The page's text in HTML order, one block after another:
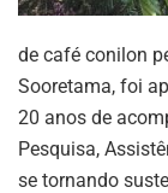
de café conilon
Sooretama, foi
20 anos de
Pesquisa,
se tornando